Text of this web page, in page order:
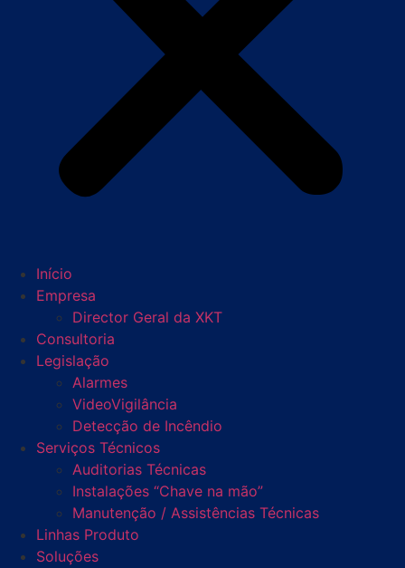
Início
Empresa
Director Geral da XKT
Consultoria
Legislação
Alarmes
VideoVigilância
Detecção de Incêndio
Serviços Técnicos
Auditorias Técnicas
Instalações “Chave na mão”
Manutenção / Assistências Técnicas
Linhas Produto
Soluções